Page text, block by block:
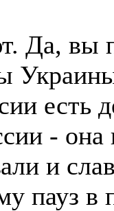
Да, вы
есть
-
и
пауз в